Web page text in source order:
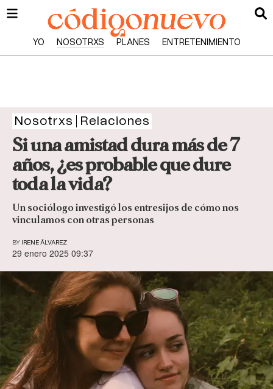
YO NOSOTRXS PLANES ENTRETENIMIENTO
Nosotrxs Relaciones
Si una amistad dura más de 7
años, ¿es probable que dure
toda la vida?
Un sociólogo investigó los entresijos de cómo nos
vinculamos con otras personas
BY IRENE ÁLVAREZ
29 enero 2025 09:37